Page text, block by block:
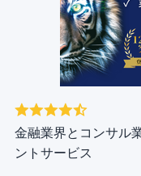
金融業界とコンサル
ントサービス